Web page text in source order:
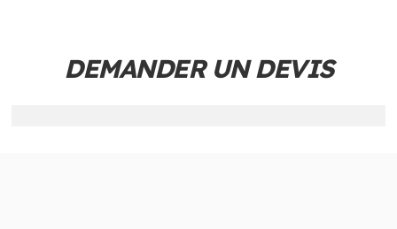
DEMANDER UN DEVIS